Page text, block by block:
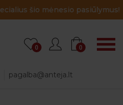
mėnesio pasiūlymus!
pagalba@anteja.lt
0 0